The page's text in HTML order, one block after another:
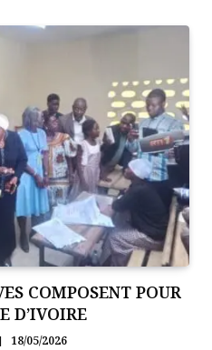
COMPOSENT POUR
D’IVOIRE
18/05/2026